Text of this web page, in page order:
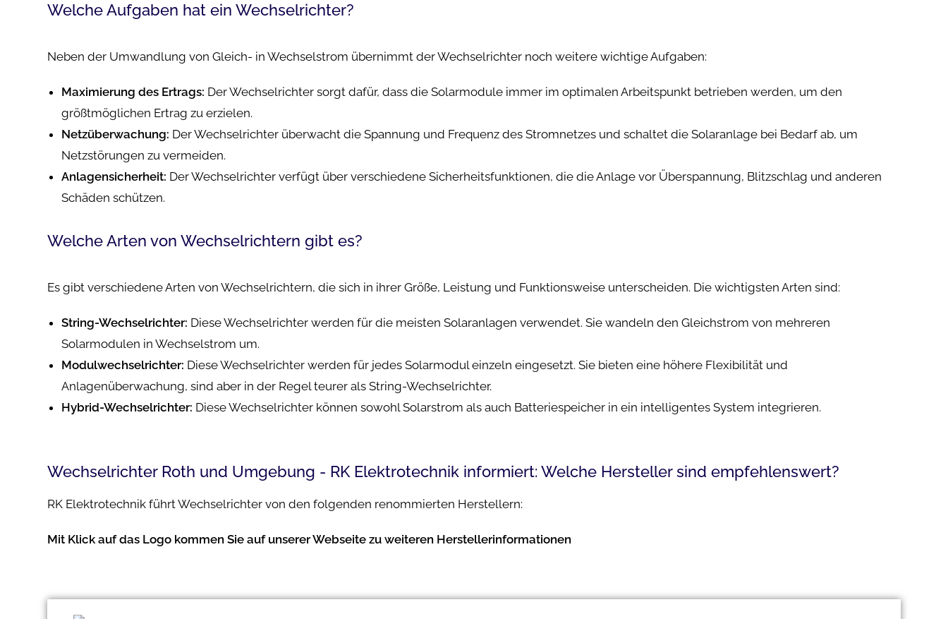
Welche Aufgaben hat ein Wechselrichter?
Neben der Umwandlung von Gleich- in Wechselstrom übernimmt der Wechselrichter noch weitere wichtige Aufgaben:
Maximierung des Ertrags: Der Wechselrichter sorgt dafür, dass die Solarmodule immer im optimalen Arbeitspunkt betrieben werden, um den
größtmöglichen Ertrag zu erzielen.
Netzüberwachung: Der Wechselrichter überwacht die Spannung und Frequenz des Stromnetzes und schaltet die Solaranlage bei Bedarf ab, um
Netzstörungen zu vermeiden.
Anlagensicherheit: Der Wechselrichter verfügt über verschiedene Sicherheitsfunktionen, die die Anlage vor Überspannung, Blitzschlag und anderen
Schäden schützen.
Welche Arten von Wechselrichtern gibt es?
Es gibt verschiedene Arten von Wechselrichtern, die sich in ihrer Größe, Leistung und Funktionsweise unterscheiden. Die wichtigsten Arten sind:
String-Wechselrichter: Diese Wechselrichter werden für die meisten Solaranlagen verwendet. Sie wandeln den Gleichstrom von mehreren
Solarmodulen in Wechselstrom um.
Modulwechselrichter: Diese Wechselrichter werden für jedes Solarmodul einzeln eingesetzt. Sie bieten eine höhere Flexibilität und
Anlagenüberwachung, sind aber in der Regel teurer als String-Wechselrichter.
Hybrid-Wechselrichter: Diese Wechselrichter können sowohl Solarstrom als auch Batteriespeicher in ein intelligentes System integrieren.
Wechselrichter Roth und Umgebung - RK Elektrotechnik informiert: Welche Hersteller sind empfehlenswert?
RK Elektrotechnik führt Wechselrichter von den folgenden renommierten Herstellern:
Mit Klick auf das Logo kommen Sie auf unserer Webseite zu weiteren Herstellerinformationen